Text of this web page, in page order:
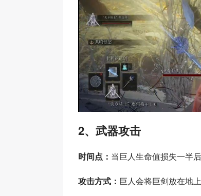
2、武器攻击
时间点： 当巨人生命值损失一半
攻击方式： 巨人会将巨剑放在地